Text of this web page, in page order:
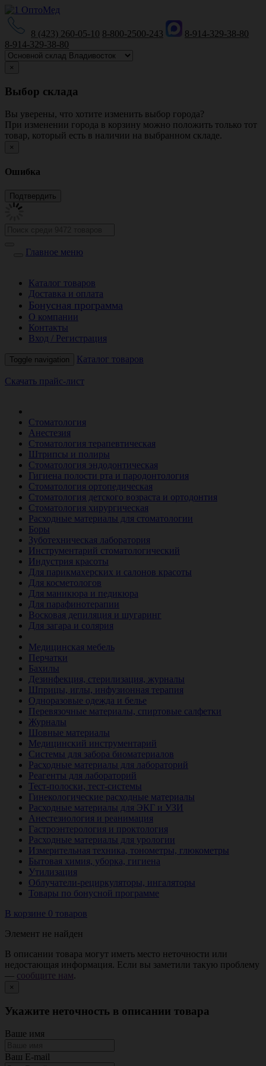
8 (423) 260-05-10 8-800-2500-243
8-914-329-38-80
8-914-329-38-80
×
Выбор склада
Вы уверены, что хотите изменить выбор города?
При изменении города в корзину можно положить только тот
товар, который есть в наличии на выбранном складе.
×
Ошибка
Главное меню
Каталог товаров
Доставка и оплата
Бонусная программа
О компании
Контакты
Вход / Регистрация
Toggle navigation Каталог товаров
Скачать прайс-лист
Стоматология
Анестезия
Стоматология терапевтическая
Штрипсы и полиры
Стоматология эндодонтическая
Гигиена полости рта и пародонтология
Стоматология ортопедическая
Стоматология детского возраста и ортодонтия
Стоматология хирургическая
Расходные материалы для стоматологии
Боры
Зуботехническая лаборатория
Инструментарий стоматологический
Индустрия красоты
Для парикмахерских и салонов красоты
Для косметологов
Для маникюра и педикюра
Для парафинотерапии
Восковая депиляция и шугаринг
Для загара и солярия
Медицинская мебель
Перчатки
Бахилы
Дезинфекция, стерилизация, журналы
Шприцы, иглы, инфузионная терапия
Одноразовые одежда и белье
Перевязочные материалы, спиртовые салфетки
Журналы
Шовные материалы
Медицинский инструментарий
Системы для забора биоматериалов
Расходные материалы для лабораторий
Реагенты для лабораторий
Тест-полоски, тест-системы
Гинекологические расходные материалы
Расходные материалы для ЭКГ и УЗИ
Анестезиология и реанимация
Гастроэнтерология и проктология
Расходные материалы для урологии
Измерительная техника, тонометры, глюкометры
Бытовая химия, уборка, гигиена
Утилизация
Облучатели-рециркуляторы, ингаляторы
Товары по бонусной программе
В корзине 0 товаров
Элемент не найден
В описании товара могут иметь место неточности или
недостающая информация. Если вы заметили такую проблему
— сообщите нам.
×
Укажите неточность в описании товара
Ваше имя
Ваш E-mail